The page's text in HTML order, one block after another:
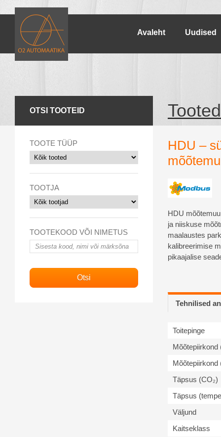
Avaleht Uudised
OTSI TOOTEID
TOOTE TÜÜP
TOOTJA
TOOTEKOOD VÕI NIMETUS
Tooted
HDU –
HDU
ja niiskuse
maalaustes
kalibreerimise
pikaajalise
Tehnilised
Toitepinge
Mõõtepiirkond
Mõõtepiirkond
Täpsus (CO₂)
Täpsus
Väljund
Kaitseklass